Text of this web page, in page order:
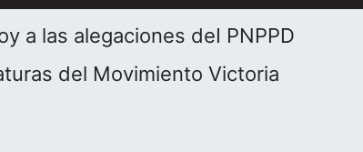
a las alegaciones deI PNPPD
del Movimiento Victoria